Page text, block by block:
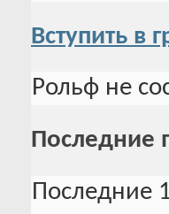
Вступить в
Рольф не
Последние
Последние